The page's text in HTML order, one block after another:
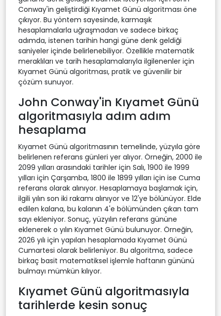
Conway'in geliştirdiği Kıyamet Günü algoritması öne
çıkıyor. Bu yöntem sayesinde, karmaşık
hesaplamalarla uğraşmadan ve sadece birkaç
adımda, istenen tarihin hangi güne denk geldiği
saniyeler içinde belirlenebiliyor. Özellikle matematik
meraklıları ve tarih hesaplamalarıyla ilgilenenler için
Kıyamet Günü algoritması, pratik ve güvenilir bir
çözüm sunuyor.
John Conway'in Kıyamet Günü
algoritmasıyla adım adım
hesaplama
Kıyamet Günü algoritmasının temelinde, yüzyıla göre
belirlenen referans günleri yer alıyor. Örneğin, 2000 ile
2099 yılları arasındaki tarihler için Salı, 1900 ile 1999
yılları için Çarşamba, 1800 ile 1899 yılları için ise Cuma
referans olarak alınıyor. Hesaplamaya başlamak için,
ilgili yılın son iki rakamı alınıyor ve 12'ye bölünüyor. Elde
edilen kalana, bu kalanın 4'e bölümünden çıkan tam
sayı ekleniyor. Sonuç, yüzyılın referans gününe
eklenerek o yılın Kıyamet Günü bulunuyor. Örneğin,
2026 yılı için yapılan hesaplamada Kıyamet Günü
Cumartesi olarak belirleniyor. Bu algoritma, sadece
birkaç basit matematiksel işlemle haftanın gününü
bulmayı mümkün kılıyor.
Kıyamet Günü algoritmasıyla
tarihlerde kesin sonuç